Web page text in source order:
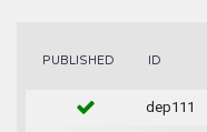
PUBLISHED ID
dep111